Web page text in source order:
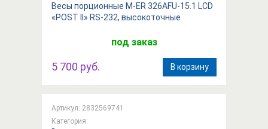
Весы порционные M-ER 326AFU-15.1 LCD
«POST II» RS-232, высокоточные
под заказ
5 700 руб. В корзину
Артикул: 2832569741
Категория: